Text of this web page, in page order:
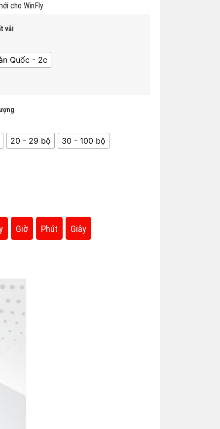
cho WinFly
vải
Quốc - 2c
20 - 29 bộ 30 - 100 bộ
Giờ Phút Giây